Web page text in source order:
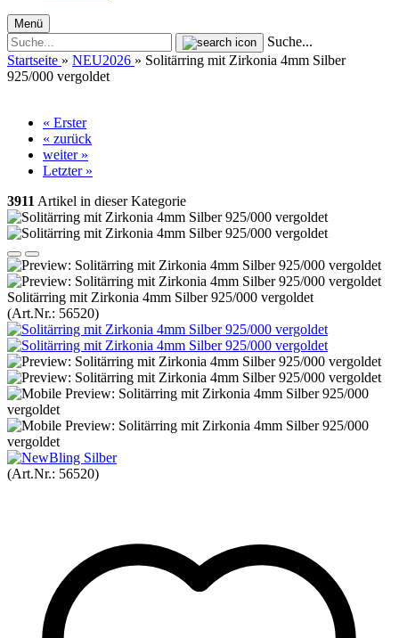
Menü
Suche...
Startseite » NEU2026 » Solitärring mit Zirkonia 4mm Silber
925/000 vergoldet
« Erster
« zurück
weiter »
Letzter »
3911 Artikel in dieser Kategorie
Solitärring mit Zirkonia 4mm Silber 925/000 vergoldet
(Art.Nr.: 56520)
(Art.Nr.: 56520)